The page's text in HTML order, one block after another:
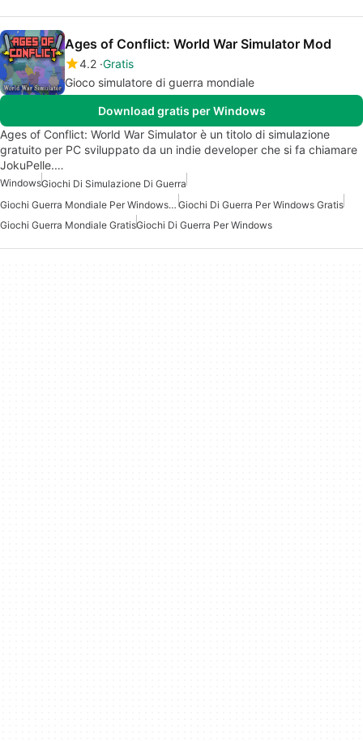
Ages of Conflict: World War Simulator Mod
4.2 Gratis
Gioco simulatore di guerra mondiale
Download gratis per Windows
Ages of Conflict: World War Simulator è un titolo di simulazione
gratuito per PC sviluppato da un indie developer che si fa chiamare
JokuPelle.…
WindowsGiochi Di Simulazione Di Guerra
Giochi Guerra Mondiale Per Windows 10 Giochi Di Guerra Per Windows Gratis
Giochi Guerra Mondiale GratisGiochi Di Guerra Per Windows